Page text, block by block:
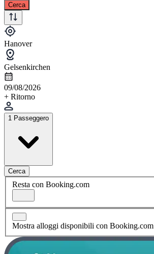
Cerca
Hanover
Gelsenkirchen
09/08/2026
+ Ritorno
1 Passeggero
Cerca
Resta con Booking.com
Mostra alloggi disponibili con Booking.com